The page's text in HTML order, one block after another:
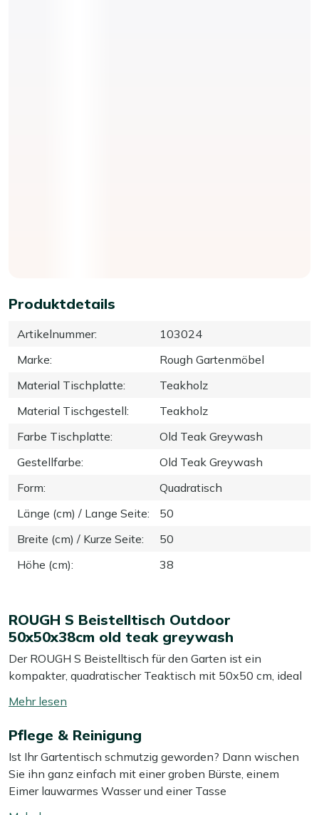
Produktdetails
Artikelnummer:
103024
Marke:
Rough Gartenmöbel
Material Tischplatte:
Teakholz
Material Tischgestell:
Teakholz
Farbe Tischplatte:
Old Teak Greywash
Gestellfarbe:
Old Teak Greywash
Form:
Quadratisch
Länge (cm) / Lange Seite:
50
Breite (cm) / Kurze Seite:
50
Höhe (cm): 38
ROUGH S Beistelltisch Outdoor
50x50x38cm old teak greywash
Der ROUGH S Beistelltisch für den Garten ist ein
kompakter, quadratischer Teaktisch mit 50x50 cm, ideal
niedrige Höhe von 38 cm passt er perfekt zum
entspannten Sitzen mit einem Getränk, einem Buch oder
einer Schale mit Snacks in Griffweite. Das Teakholz in
der graubraunen old teak greywash Farbe sorgt für einen
ruhigen, natürlichen Look, der sich leicht mit anderen
Gartenmöbeln kombinieren lässt. Dieser Tisch ist
besonders praktisch, wenn Ihnen beim gemütlichen
umschalten
Pflege & Reinigung
Ist Ihr Gartentisch schmutzig geworden? Dann wischen
Sie ihn ganz einfach mit einer groben Bürste, einem
Eimer lauwarmes Wasser und einer Tasse